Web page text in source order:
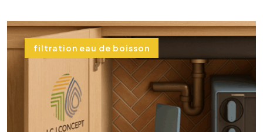
filtration eau de boisson